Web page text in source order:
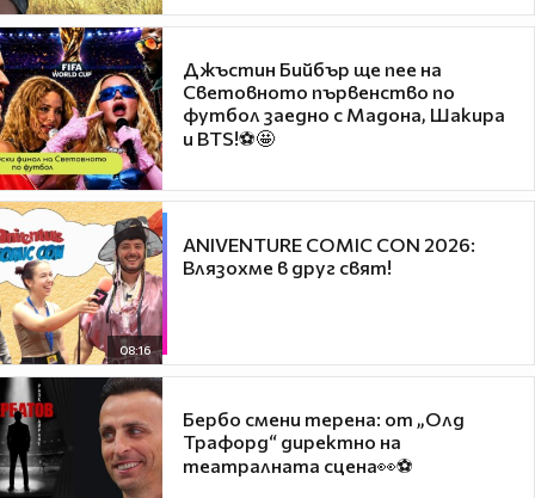
Джъстин Бийбър ще пее на
Световното първенство по
футбол заедно с Мадона, Шакира
и BTS!⚽🤩
08:16
ANIVENTURE COMIC CON 2026:
Влязохме в друг свят!
Бербо смени терена: от „Олд
Трафорд“ директно на
театралната сцена👀⚽